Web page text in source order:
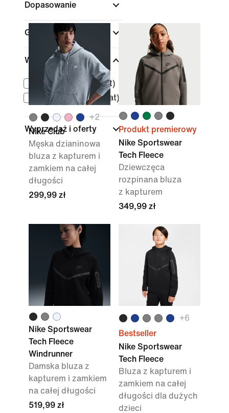
Dopasowanie
Grubość materiału
Wiek dziecka
Małe dzieci (3–7 lat)
Duże dzieci (7–15 lat)
Wyprzedaż i oferty
+2
Nike Club
Męska dzianinowa
bluza z kapturem i
zamkiem na całej
długości
299,99 zł
Produkt premierowy
Nike Sportswear
Tech Fleece
Dziewczęca
rozpinana bluza
z kapturem
349,99 zł
Nike Sportswear
Tech Fleece
Windrunner
Damska bluza z
kapturem i zamkiem
na całej długości
519,99 zł
+6
Bestseller
Nike Sportswear
Tech Fleece
Bluza z kapturem i
zamkiem na całej
długości dla dużych
dzieci